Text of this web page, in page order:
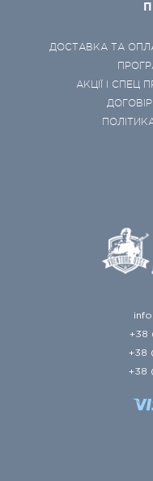
ДОСТАВКА ТА
АКЦІЇ І СПЕЦ
+38
+38
+38